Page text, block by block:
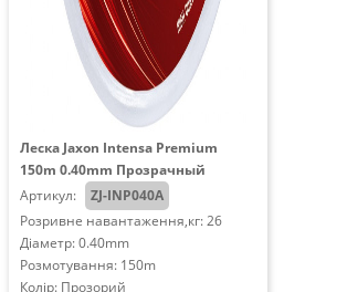
Леска Jaxon Intensa Premium
150m 0.40mm Прозрачный
Артикул:
ZJ-INP040A
Розривне навантаження,кг: 26
Діаметр: 0.40mm
Розмотування: 150m
Колір: Прозорий